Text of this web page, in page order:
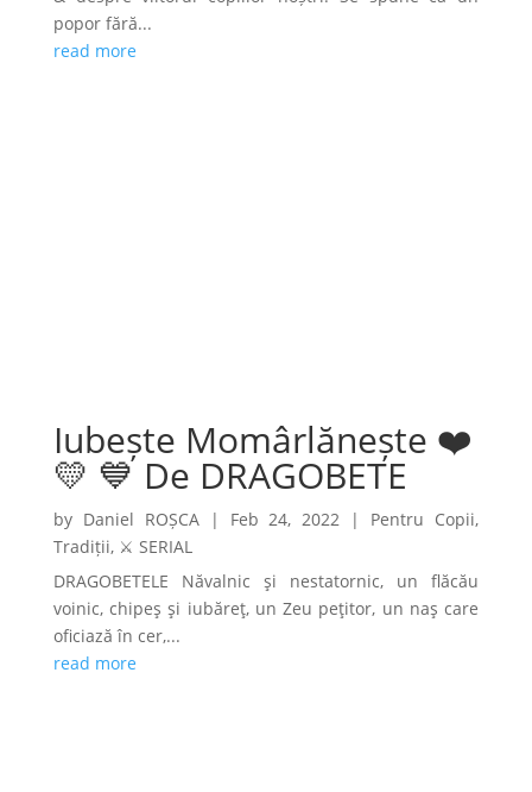
popor fără...
read more
Iubește Momârlănește ❤️
💛 💙 De DRAGOBETE
by Daniel ROȘCA| Feb 24, 2022 | Pentru Copii,
Tradiții, ⚔️ SERIAL
DRAGOBETELE Năvalnic şi nestatornic, un flăcău
voinic, chipeş şi iubăreţ, un Zeu peţitor, un naş care
oficiază în cer,...
read more